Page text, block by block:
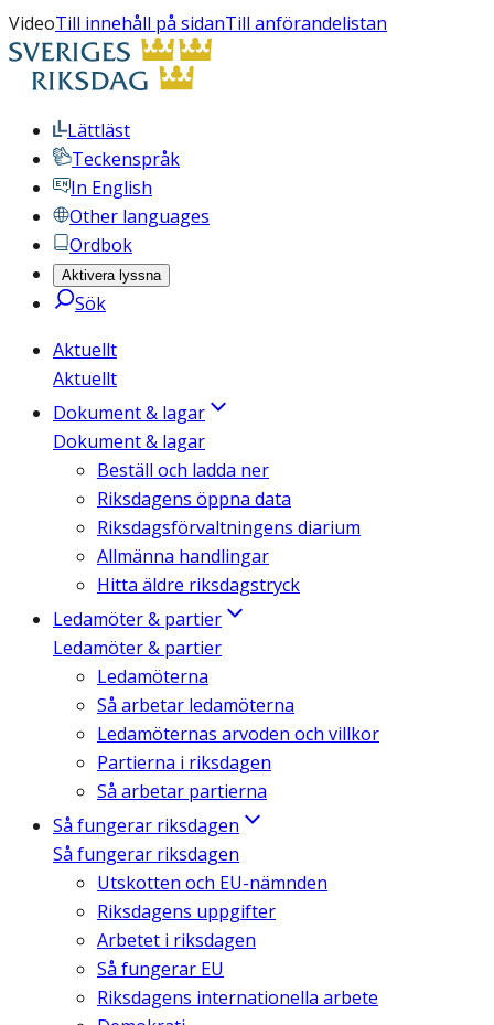
VideoTill innehåll på sidanTill anförandelistan
Lättläst
Teckenspråk
In English
Other languages
Ordbok
Aktivera lyssna
Sök
Aktuellt
Aktuellt
Dokument & lagar
Dokument & lagar
Beställ och ladda ner
Riksdagens öppna data
Riksdagsförvaltningens diarium
Allmänna handlingar
Hitta äldre riksdagstryck
Ledamöter & partier
Ledamöter & partier
Ledamöterna
Så arbetar ledamöterna
Ledamöternas arvoden och villkor
Partierna i riksdagen
Så arbetar partierna
Så fungerar riksdagen
Så fungerar riksdagen
Utskotten och EU-nämnden
Riksdagens uppgifter
Arbetet i riksdagen
Så fungerar EU
Riksdagens internationella arbete